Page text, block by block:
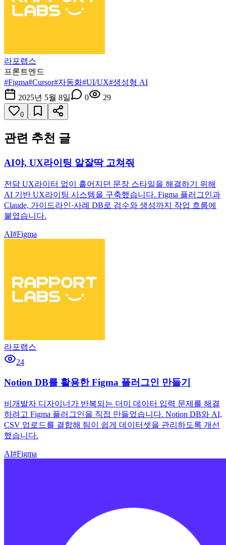
라포랩스
프론트엔드
#Figma#Cursor#자동화#UI/UX#생성형 AI
2025년 5월 8일
0 29
0
관련 추천 글
AI야, UX라이팅 알잘딱 고쳐줘
전담 UX라이터 없이 흩어지던 문장 스타일을 해결하기 위해
AI 기반 UX라이팅 시스템을 구축했습니다. Figma 플러그인과
Claude, 가이드라인·사례 DB로 검수와 생성까지 작업 흐름에
붙였습니다.
AI#Figma
라포랩스
24
Notion DB를 활용한 Figma 플러그인 만들기
비개발자 디자이너가 반복되는 더미 데이터 입력 문제를 해결
하려고 Figma 플러그인을 직접 만들었습니다. Notion DB와 AI,
CSV 업로드를 결합해 팀이 쉽게 데이터셋을 관리하도록 개선
했습니다.
AI#Figma